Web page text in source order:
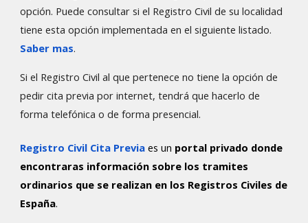
opción. Puede consultar si el Registro Civil de su localidad
tiene esta opción implementada en el siguientelistado.
Saber mas.
Si el Registro Civil al que pertenece no tiene la opción de
pedir cita previa por internet, tendrá que hacerlo de
forma telefónica o de forma presencial.
Registro Civil Cita Previa es un portal privado donde
encontraras información sobre los tramites
ordinarios que se realizan en los Registros Civiles de
España.